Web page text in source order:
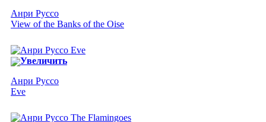
Анри Руссо
View of the Banks of the Oise
Увеличить
Анри Руссо
Eve